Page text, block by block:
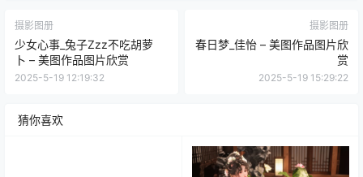
摄影图册
少女心事_兔子Zzz不吃胡萝
卜 – 美图作品图片欣赏
2025-5-19 12:19:32
摄影图册
春日梦_佳怡 – 美图作品图片欣
赏
2025-5-19 15:29:22
猜你喜欢